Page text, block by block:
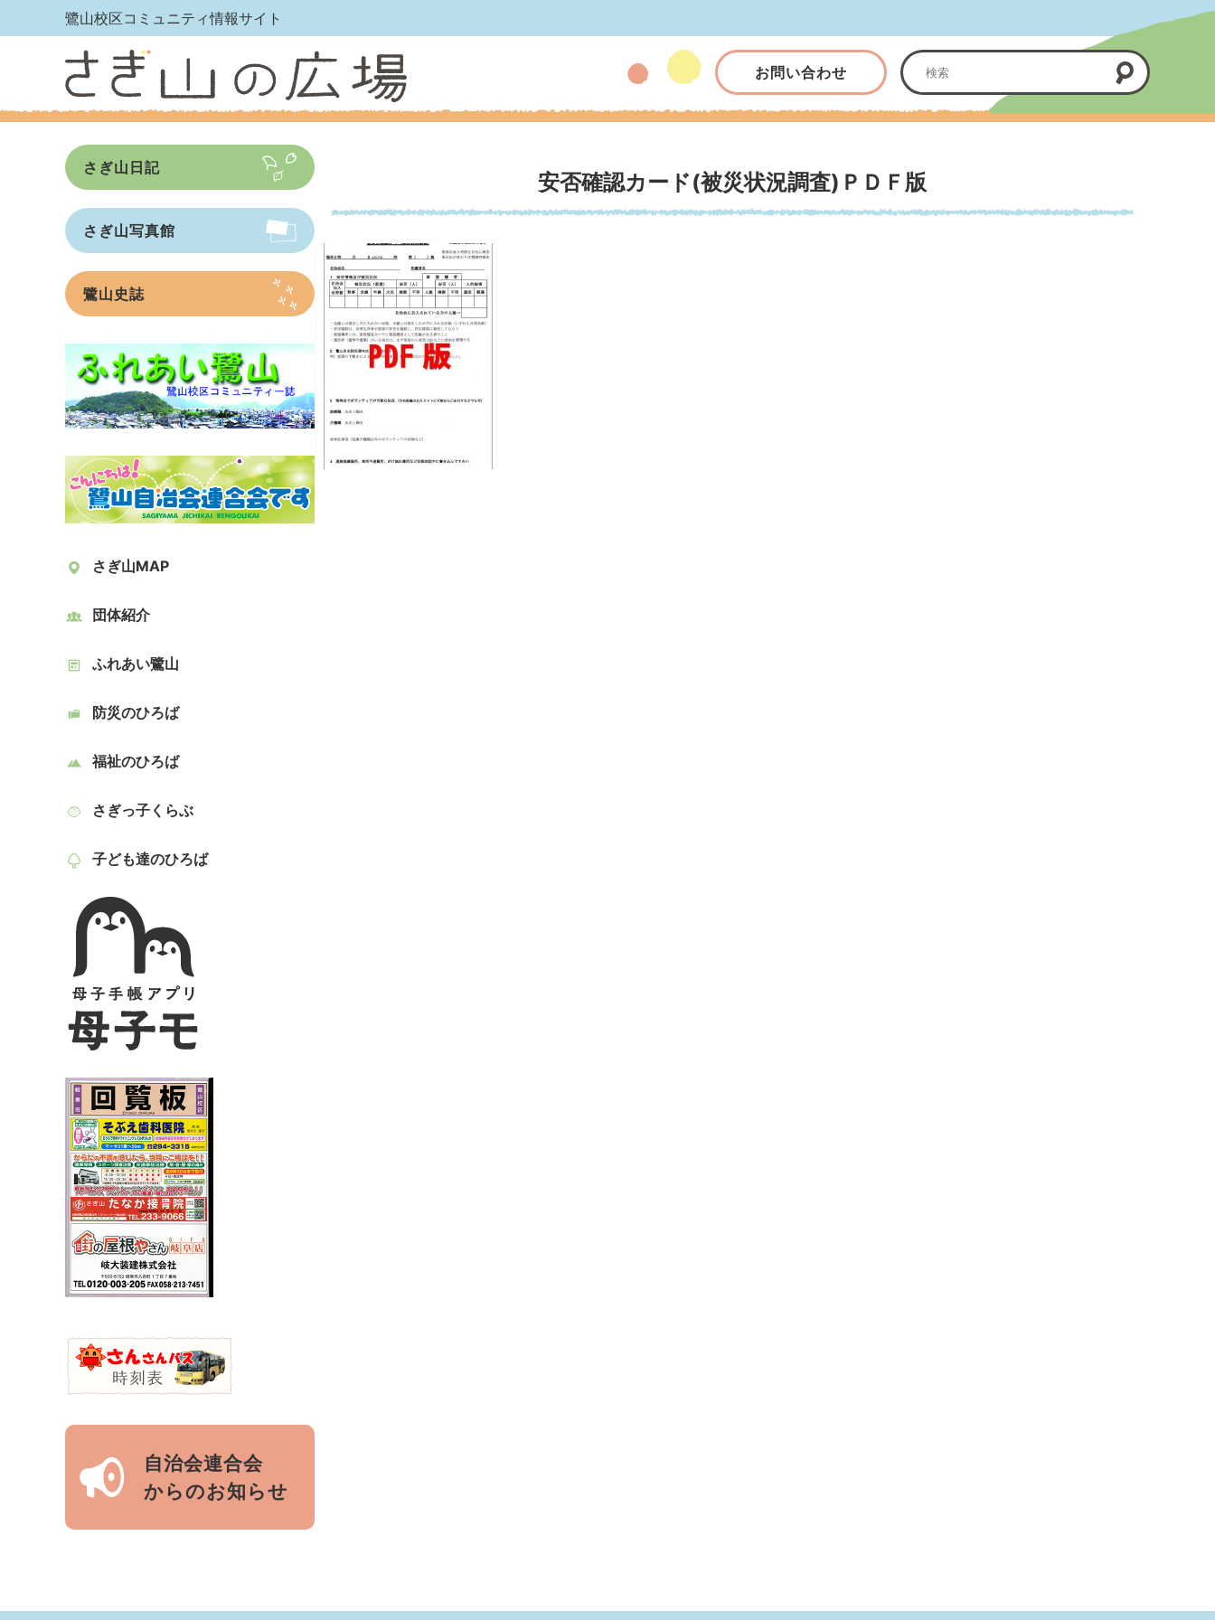
鷺山校区コミュニティ情報サイト
お問い合わせ
安否確認カード(被災状況調査)ＰＤＦ版
さぎ山日記
さぎ山写真館
鷺山史誌
さぎ山MAP
団体紹介
ふれあい鷺山
防災のひろば
福祉のひろば
さぎっ子くらぶ
子ども達のひろば
自治会連合会
からのお知らせ